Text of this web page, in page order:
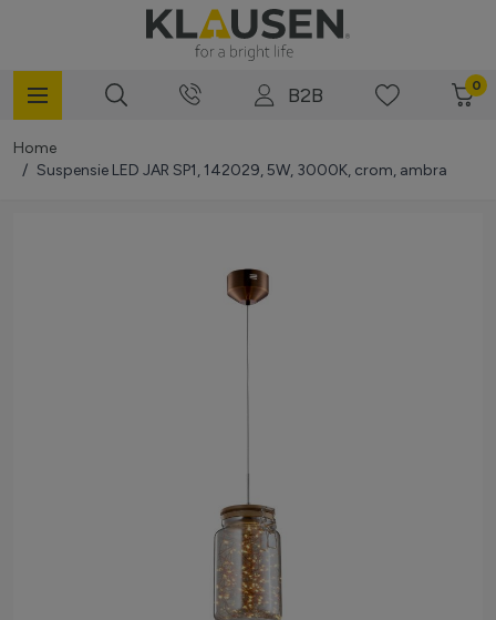
B2B 0
Home
/ Suspensie LED JAR SP1, 142029, 5W, 3000K, crom, ambra